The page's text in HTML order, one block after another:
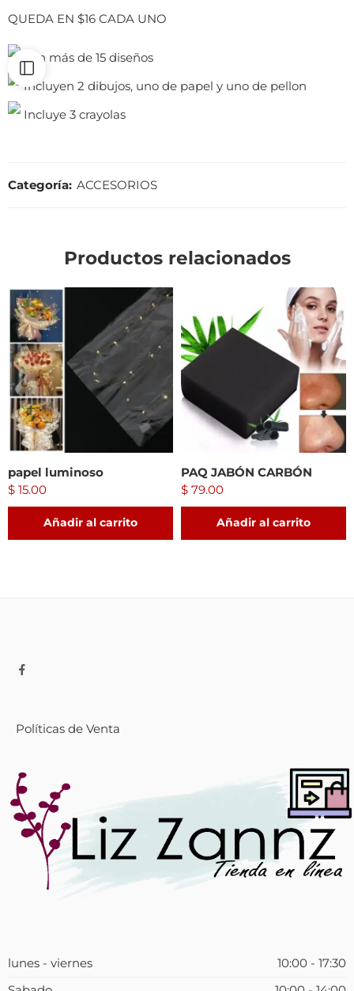
QUEDA EN $16 CADA UNO
Son más de 15 diseños
Incluyen 2 dibujos, uno de papel y uno de pellon
Incluye 3 crayolas
Categoría: ACCESORIOS
Productos relacionados
papel luminoso
$ 15.00
Añadir al carrito
PAQ JABÓN CARBÓN
$ 79.00
Añadir al carrito
Políticas de Venta
lunes - viernes
10:00 - 17:30